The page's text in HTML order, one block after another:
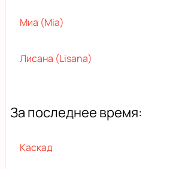
Миа (Mia)
Лисана (Lisana)
За последнее время:
Каскад